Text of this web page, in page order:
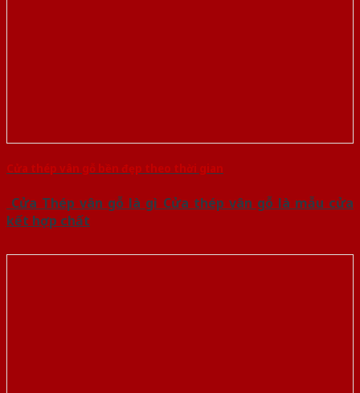
Cửa thép vân gỗ bền đẹp theo thời gian
Cửa Thép vân gỗ là gì Cửa thép vân gỗ là mẫu cửa
kết hợp chất